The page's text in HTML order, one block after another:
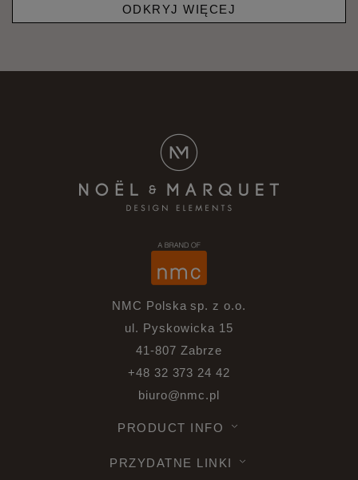
ODKRYJ WIĘCEJ
NMC Polska sp. z o.o.
ul. Pyskowicka 15
41-807 Zabrze
+48 32 373 24 42
biuro@nmc.pl
PRODUCT INFO
PRZYDATNE LINKI